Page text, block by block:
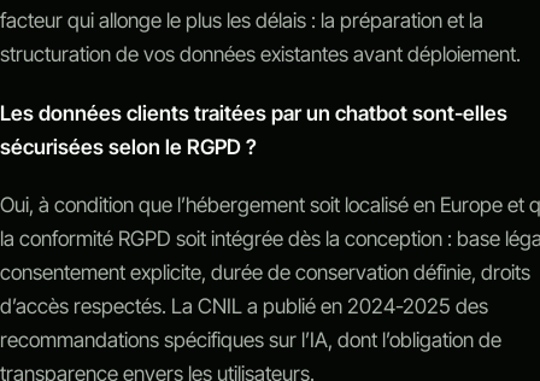
facteur qui allonge le plus les délais : la préparation et la
structuration de vos données existantes avant déploiement.
Les données clients traitées par un chatbot sont-elles
sécurisées selon le RGPD ?
Oui, à condition que l’hébergement soit localisé en Europe et
la conformité RGPD soit intégrée dès la conception : base
consentement explicite, durée de conservation définie, droits
d’accès respectés. La CNIL a publié en 2024-2025 des
recommandations spécifiques sur l’IA, dont l’obligation de
transparence envers les utilisateurs.